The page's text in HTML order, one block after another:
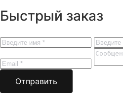
Быстрый заказ
Отправить